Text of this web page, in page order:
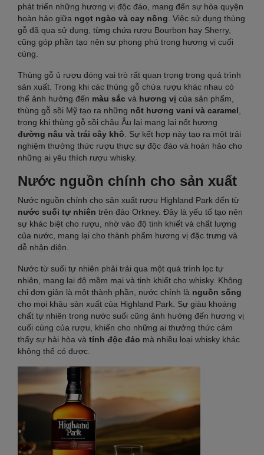
phát triển những hương vị độc đáo, mang đến sự hòa quyện
hoàn hảo giữa ngọt ngào và cay nồng . Việc sử dụng thùng
gỗ đã qua sử dụng, từng chứa rượu Bourbon hay Sherry,
cũng góp phần tạo nên sự phong phú trong hương vị cuối
cùng.
Thùng gỗ ủ rượu đóng vai trò rất quan trọng trong quá trình
sản xuất. Trong khi các thùng gỗ chứa rượu khác nhau có
thể ảnh hưởng đến màu sắc và hương vị của sản phẩm,
thùng gỗ sồi Mỹ tạo ra những nốt hương vani và caramel
trong khi thùng gỗ sồi châu Âu lại mang lại nốt hương
đường nâu và trái cây khô . Sự kết hợp này tạo ra một trải
nghiệm thưởng thức rượu thực sự độc đáo và hoàn hảo cho
những ai yêu thích rượu whisky.
Nước nguồn chính cho sản xuất
Nước nguồn chính cho sản xuất rượu Highland Park đến từ
nước suối tự nhiên trên đảo Orkney. Đây là yếu tố tạo nên
sự khác biệt cho rượu, nhờ vào độ tinh khiết và chất lượng
của nước, mang lại cho thành phẩm hương vị đặc trưng và
dễ nhận diện.
Nước từ suối tự nhiên phải trải qua một quá trình lọc tự
nhiên, mang lại độ mềm mại và tinh khiết cho whisky. Không
chỉ đơn giản là một thành phần, nước chính là nguồn sống
cho mọi khâu sản xuất của Highland Park. Sự giàu khoáng
chất tự nhiên trong nước suối cũng ảnh hưởng đến hương vị
cuối cùng của rượu, khiến cho những ai thưởng thức cảm
thấy sự hài hòa và tính độc đáo mà nhiều loại whisky khác
không thể có được.